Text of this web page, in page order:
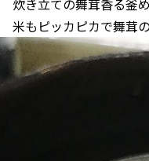
炊き立ての舞茸香る釜
米もピッカピカで舞茸